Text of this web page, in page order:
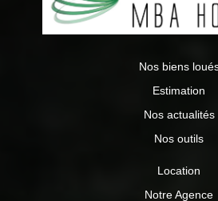
Nos biens
Estimation
Nos actualités
Nos outils
Location
Notre Agence